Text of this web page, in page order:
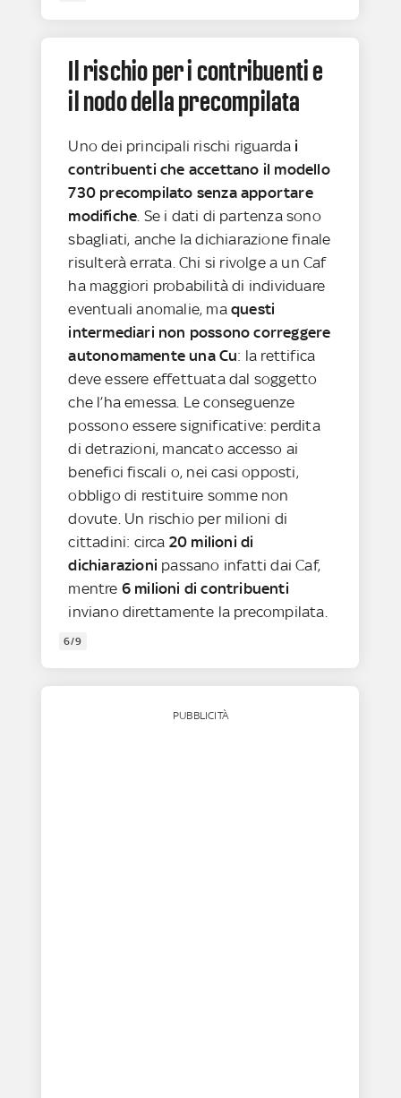
Il rischio per i contribuenti e
il nodo della precompilata
Uno dei principali rischi riguarda i
contribuenti che accettano il modello
730 precompilato senza apportare
modifiche . Se i dati di partenza sono
sbagliati, anche la dichiarazione finale
risulterà errata. Chi si rivolge a un Caf
ha maggiori probabilità di individuare
eventuali anomalie, maquesti
intermediari non possono correggere
autonomamente una Cu: la rettifica
deve essere effettuata dal soggetto
che l’ha emessa. Le conseguenze
possono essere significative: perdita
di detrazioni, mancato accesso ai
benefici fiscali o, nei casi opposti,
obbligo di restituire somme non
dovute. Un rischio per milioni di
cittadini: circa 20 milioni di
dichiarazioni passano infatti dai Caf,
mentre 6 milioni di contribuenti
inviano direttamente la precompilata.
6/9
PUBBLICITÀ